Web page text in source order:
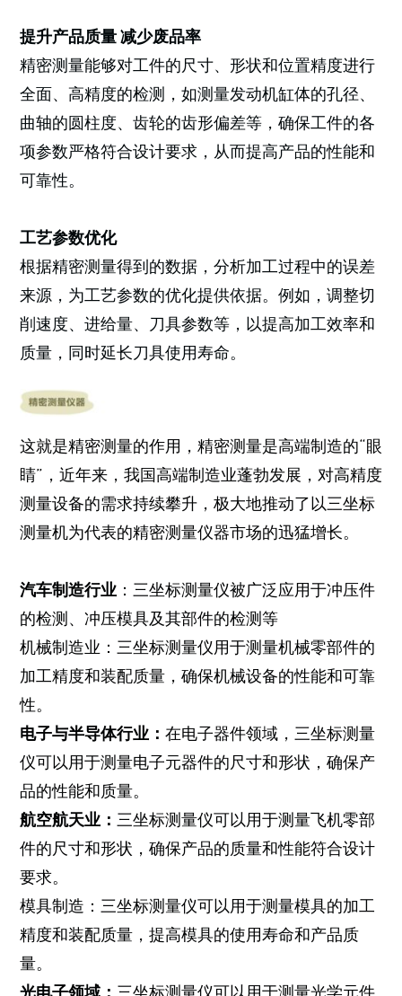
提升产品质量 减少废品率
精密测量能够对工件的尺寸、形状和位置精度进行
全面、高精度的检测，如测量发动机缸体的孔径、
曲轴的圆柱度、齿轮的齿形偏差等，确保工件的各
项参数严格符合设计要求，从而提高产品的性能和
可靠性。
工艺参数优化
根据精密测量得到的数据，分析加工过程中的误差
来源，为工艺参数的优化提供依据。例如，调整切
削速度、进给量、刀具参数等，以提高加工效率和
质量，同时延长刀具使用寿命。
这就是精密测量的作用，精密测量是高端制造的“眼
睛”，近年来，我国高端制造业蓬勃发展，对高精度
测量设备的需求持续攀升，极大地推动了以三坐标
测量机为代表的精密测量仪器市场的迅猛增长。
汽车制造行业 ：三坐标测量仪被广泛应用于冲压件
的检测、冲压模具及其部件的检测等
机械制造业：三坐标测量仪用于测量机械零部件的
加工精度和装配质量，确保机械设备的性能和可靠
性。
电子与半导体行业： 在电子器件领域，三坐标测量
仪可以用于测量电子元器件的尺寸和形状，确保产
品的性能和质量。
航空航天业： 三坐标测量仪可以用于测量飞机零部
件的尺寸和形状，确保产品的质量和性能符合设计
要求。
模具制造：三坐标测量仪可以用于测量模具的加工
精度和装配质量，提高模具的使用寿命和产品质
量。
光电子领域： 三坐标测量仪可以用于测量光学元件